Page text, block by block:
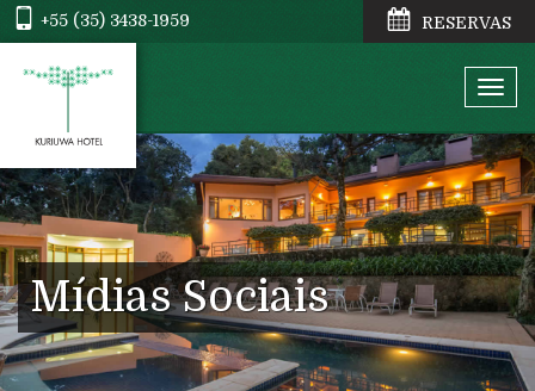
+55 (35) 3438-1959 RESERVAS
Mídias Sociais